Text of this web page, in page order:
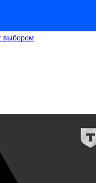
выбором